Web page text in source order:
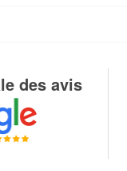
des avis